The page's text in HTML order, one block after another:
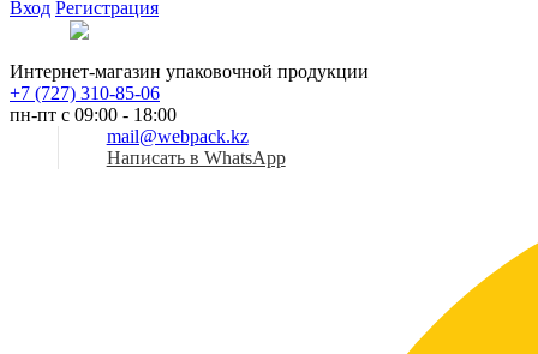
Вход Регистрация
Интернет-магазин упаковочной продукции
+7 (727) 310-85-06
пн-пт с 09:00 - 18:00
mail@webpack.kz
Написать в WhatsApp